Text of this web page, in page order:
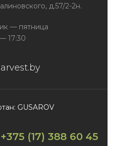
д.57/2-2н.
— пятница
17:30
GUSAROV
+375 (17) 388 60 45